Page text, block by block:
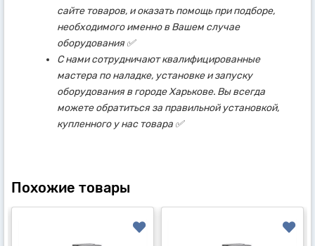
сайте товаров, и оказать помощь при подборе,
необходимого именно в Вашем случае
оборудования ✅
С нами сотрудничают квалифицированные
мастера по наладке, установке и запуску
оборудования в городе Харькове. Вы всегда
можете обратиться за правильной установкой,
купленного у нас товара ✅
Похожие товары